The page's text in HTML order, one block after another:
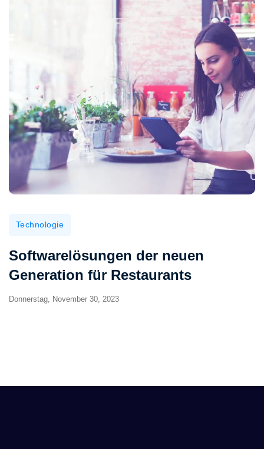
Technologie
Softwarelösungen der neuen
Generation für Restaurants
Donnerstag, November 30, 2023